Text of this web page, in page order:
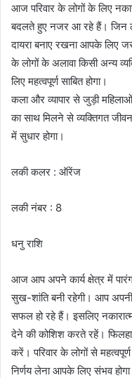
आज परिवार के लोगों के लिए
बदलते हुए नजर आ रहे हैं। जिन
दायरा बनाए रखना आपके लिए
के लोगों के अलावा किसी अन्य
लिए महत्वपूर्ण साबित होगा।
कला और व्यापार से जुड़ी
का साथ मिलने से व्यक्तिगत
में सुधार होगा।
लकी कलर : ऑरेंज
लकी नंबर : 8
धनु राशि
आज आप अपने कार्य क्षेत्र में
सुख-शांति बनी रहेगी। आप
सफल हो रहे हैं। इसलिए
देने की कोशिश करते रहें।
करें। परिवार के लोगों से
निर्णय लेना आपके लिए संभव